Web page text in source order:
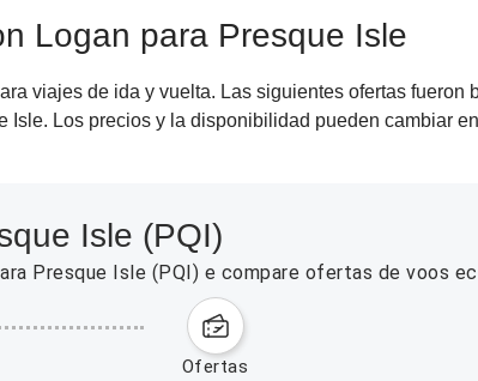
Logan para Presque Isle
viajes de ida y vuelta. Las siguientes ofertas fueron
Los precios y la disponibilidad pueden cambiar
Isle (PQI)
Presque Isle (PQI) e compare ofertas de voos
ofertas